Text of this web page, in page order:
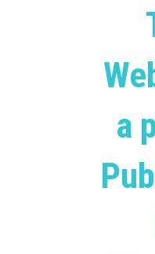
a